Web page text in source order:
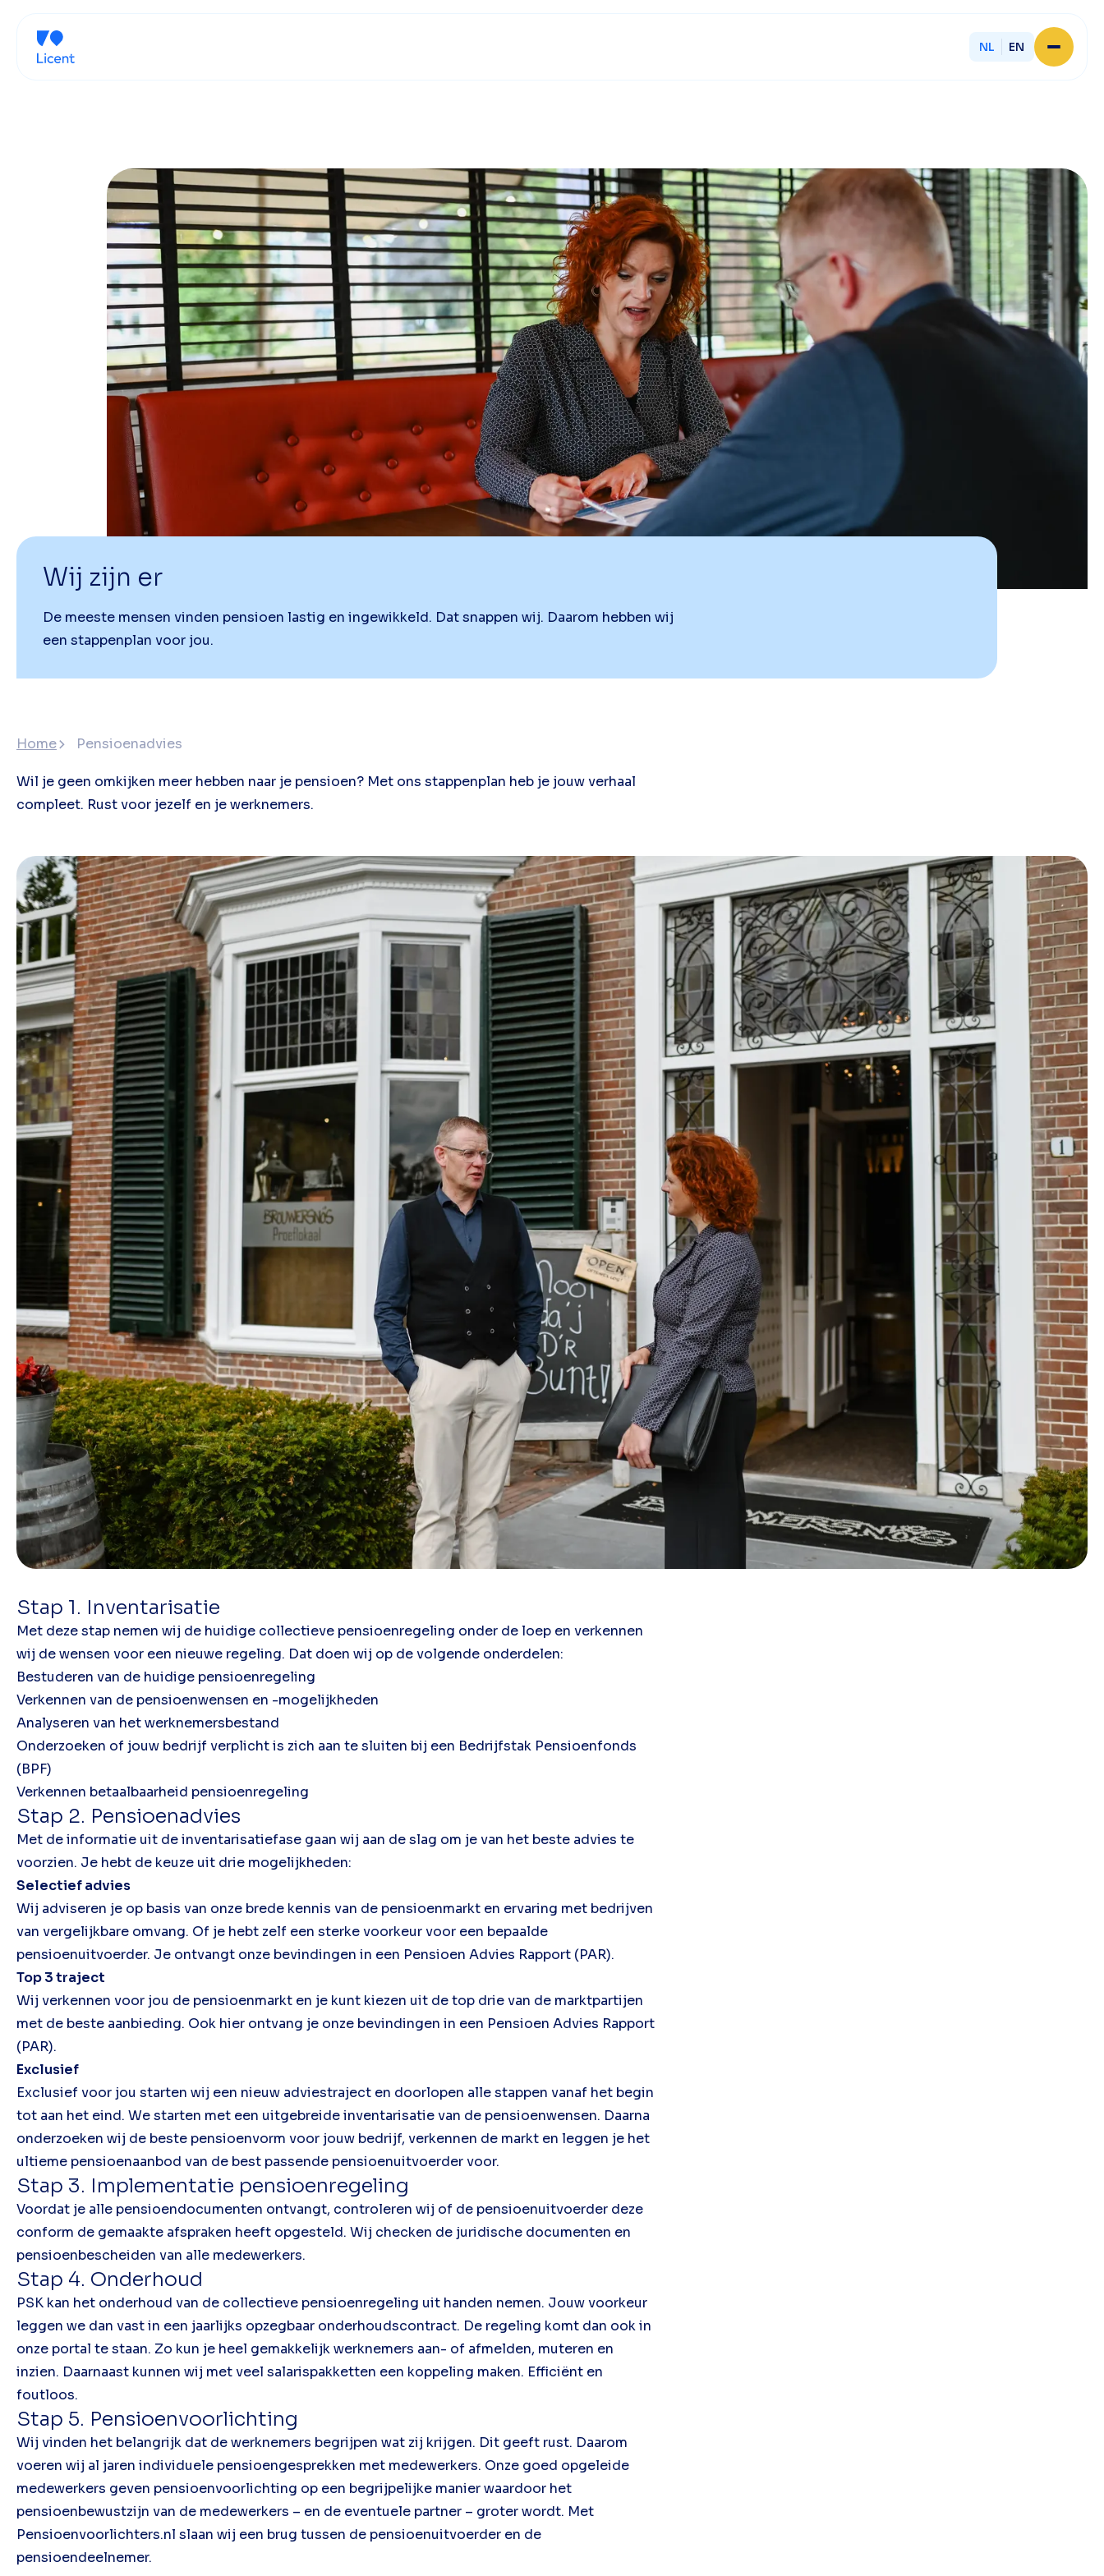
NL EN
Sluit je aan
Onze ondernemers
Werken bij
Onze mensen
Actueel
Contact
Wij zijn er
De meeste mensen vinden pensioen lastig en ingewikkeld. Dat snappen wij. Daarom hebben wij
een stappenplan voor jou.
Home Pensioenadvies
Wil je geen omkijken meer hebben naar je pensioen? Met ons stappenplan heb je jouw verhaal
compleet. Rust voor jezelf en je werknemers.
Stap 1. Inventarisatie
Met deze stap nemen wij de huidige collectieve pensioenregeling onder de loep en verkennen
wij de wensen voor een nieuwe regeling. Dat doen wij op de volgende onderdelen:
Bestuderen van de huidige pensioenregeling
Verkennen van de pensioenwensen en -mogelijkheden
Analyseren van het werknemersbestand
Onderzoeken of jouw bedrijf verplicht is zich aan te sluiten bij een Bedrijfstak Pensioenfonds
(BPF)
Verkennen betaalbaarheid pensioenregeling
Stap 2. Pensioenadvies
Met de informatie uit de inventarisatiefase gaan wij aan de slag om je van het beste advies te
voorzien. Je hebt de keuze uit drie mogelijkheden:
Selectief advies
Wij adviseren je op basis van onze brede kennis van de pensioenmarkt en ervaring met bedrijven
van vergelijkbare omvang. Of je hebt zelf een sterke voorkeur voor een bepaalde
pensioenuitvoerder. Je ontvangt onze bevindingen in een Pensioen Advies Rapport (PAR).
Top 3 traject
Wij verkennen voor jou de pensioenmarkt en je kunt kiezen uit de top drie van de marktpartijen
met de beste aanbieding. Ook hier ontvang je onze bevindingen in een Pensioen Advies Rapport
(PAR).
Exclusief
Exclusief voor jou starten wij een nieuw adviestraject en doorlopen alle stappen vanaf het begin
tot aan het eind. We starten met een uitgebreide inventarisatie van de pensioenwensen. Daarna
onderzoeken wij de beste pensioenvorm voor jouw bedrijf, verkennen de markt en leggen je het
ultieme pensioenaanbod van de best passende pensioenuitvoerder voor.
Stap 3. Implementatie pensioenregeling
Voordat je alle pensioendocumenten ontvangt, controleren wij of de pensioenuitvoerder deze
conform de gemaakte afspraken heeft opgesteld. Wij checken de juridische documenten en
pensioenbescheiden van alle medewerkers.
Stap 4. Onderhoud
PSK kan het onderhoud van de collectieve pensioenregeling uit handen nemen. Jouw voorkeur
leggen we dan vast in een jaarlijks opzegbaar onderhoudscontract. De regeling komt dan ook in
onze portal te staan. Zo kun je heel gemakkelijk werknemers aan- of afmelden, muteren en
inzien. Daarnaast kunnen wij met veel salarispakketten een koppeling maken. Efficiënt en
foutloos.
Stap 5. Pensioenvoorlichting
Wij vinden het belangrijk dat de werknemers begrijpen wat zij krijgen. Dit geeft rust. Daarom
voeren wij al jaren individuele pensioengesprekken met medewerkers. Onze goed opgeleide
medewerkers geven pensioenvoorlichting op een begrijpelijke manier waardoor het
pensioenbewustzijn van de medewerkers – en de eventuele partner – groter wordt. Met
Pensioenvoorlichters.nl slaan wij een brug tussen de pensioenuitvoerder en de
pensioendeelnemer.